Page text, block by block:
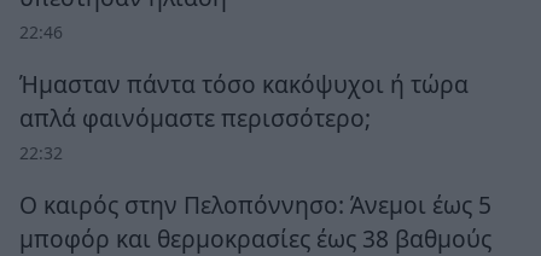
22:46
Ήμασταν πάντα τόσο κακόψυχοι ή τώρα
απλά φαινόμαστε περισσότερο;
22:32
Ο καιρός στην Πελοπόννησο: Άνεμοι έως 5
μποφόρ και θερμοκρασίες έως 38 βαθμούς